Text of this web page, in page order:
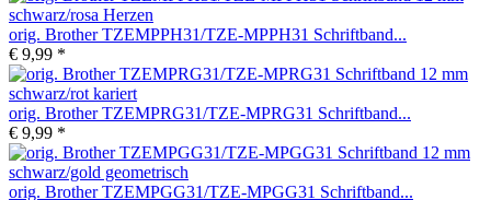
orig. Brother TZEMPPH31/TZE-MPPH31 Schriftband...
€ 9,99 *
orig. Brother TZEMPRG31/TZE-MPRG31 Schriftband...
€ 9,99 *
orig. Brother TZEMPGG31/TZE-MPGG31 Schriftband...